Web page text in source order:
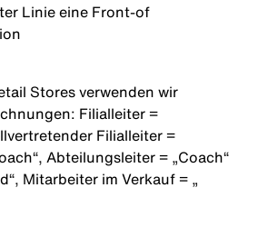
Linie eine Front‑of
Stores verwenden wir
Filialleiter =
Filialleiter =
, Abteilungsleiter = „Coach“
, Mitarbeiter im Verkauf = „